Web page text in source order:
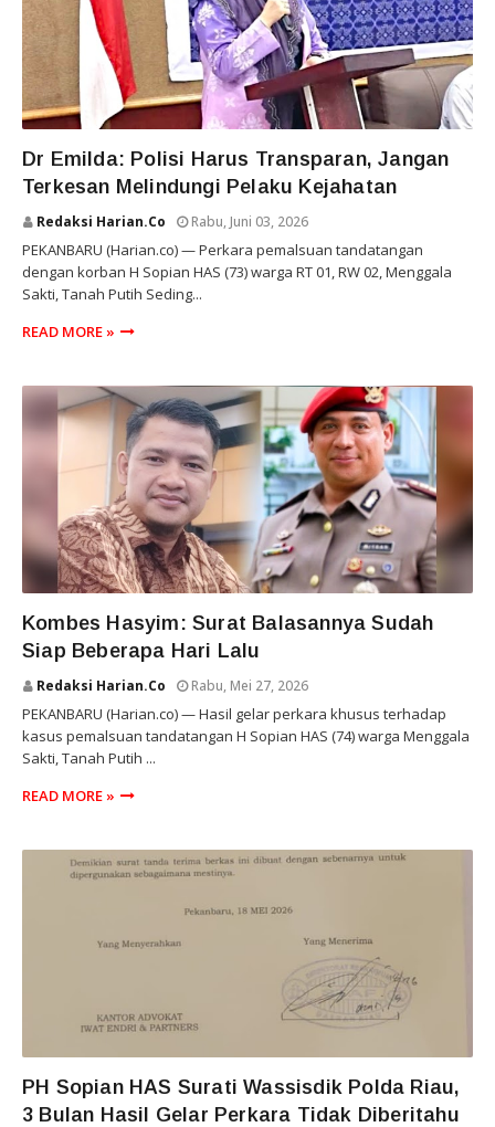
Dr Emilda: Polisi Harus Transparan, Jangan
Terkesan Melindungi Pelaku Kejahatan
Redaksi Harian.co Rabu, Juni 03, 2026
PEKANBARU (Harian.co) — Perkara pemalsuan tandatangan
dengan korban H Sopian HAS (73) warga RT 01, RW 02, Menggala
Sakti, Tanah Putih Seding...
READ MORE »
Kombes Hasyim: Surat Balasannya Sudah
Siap Beberapa Hari Lalu
Redaksi Harian.co Rabu, Mei 27, 2026
PEKANBARU (Harian.co) — Hasil gelar perkara khusus terhadap
kasus pemalsuan tandatangan H Sopian HAS (74) warga Menggala
Sakti, Tanah Putih ...
READ MORE »
PH Sopian HAS Surati Wassisdik Polda Riau,
3 Bulan Hasil Gelar Perkara Tidak Diberitahu